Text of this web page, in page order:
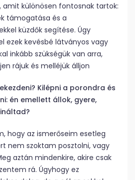
amit különösen fontosnak tartok:
támogatása és a
küzdők segítése. Úgy
ezek kevésbé látványos vagy
inkább szükségük van arra,
rájuk és melléjük álljon
Kilépni a porondra és
én emellett állok, gyere,
hogy az ismerőseim esetleg
nem szoktam posztolni, vagy
aztán mindenkire, akire csak
rá. Úgyhogy ez